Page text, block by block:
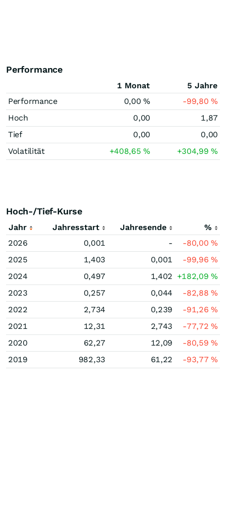
Performance
1 Monat
5 Jahre
Performance
0,00% -99,80%
Hoch
0,00
1,87
Tief
0,00
0,00
Volatilität
+408,65% +304,99%
Hoch-/Tief-Kurse
Jahr Jahresstart Jahresende
%
2026
0,001 - -80,00%
2025
1,403 0,001 -99,96%
2024
0,497 1,402 +182,09%
2023
0,257 0,044 -82,88%
2022
2,734 0,239 -91,26%
2021
12,31 2,743 -77,72%
2020
62,27 12,09 -80,59%
2019
982,33 61,22 -93,77%